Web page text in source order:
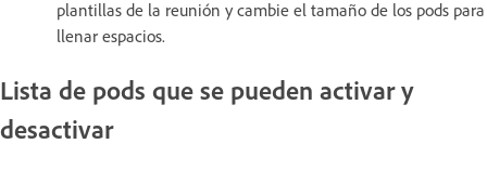
plantillas de la reunión y cambie el tamaño de los pods para
llenar espacios.
Lista de pods que se pueden activar y
desactivar